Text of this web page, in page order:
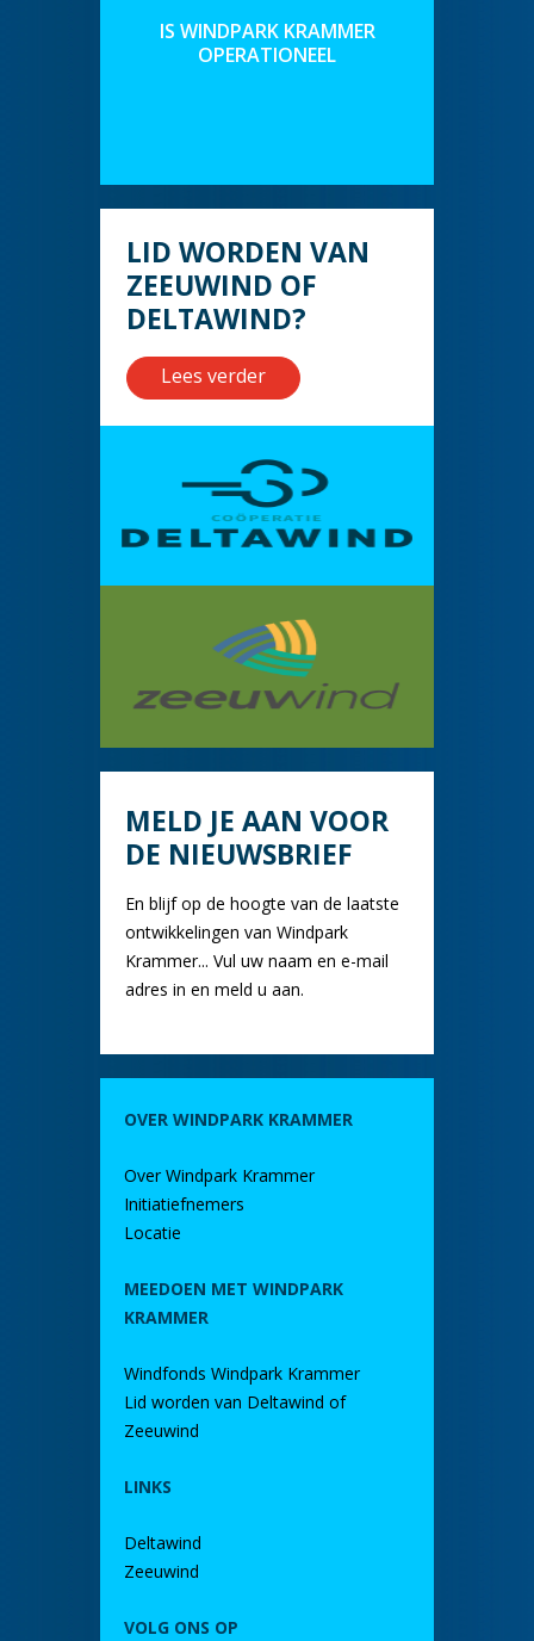
IS WINDPARK KRAMMER
OPERATIONEEL
LID WORDEN VAN
ZEEUWIND OF
DELTAWIND?
Lees verder
MELD JE AAN VOOR
DE NIEUWSBRIEF
En blijf op de hoogte van de laatste
ontwikkelingen van Windpark
Krammer... Vul uw naam en e-mail
adres in en meld u aan.
OVER WINDPARK KRAMMER
Over Windpark Krammer
Initiatiefnemers
Locatie
MEEDOEN MET WINDPARK
KRAMMER
Windfonds Windpark Krammer
Lid worden van Deltawind of
Zeeuwind
LINKS
Deltawind
Zeeuwind
VOLG ONS OP